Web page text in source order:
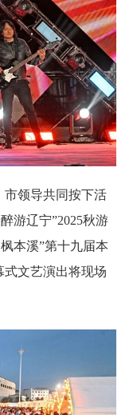
市领导共同按下活
游辽宁”2025秋游
本溪”第十九届本
文艺演出将现场